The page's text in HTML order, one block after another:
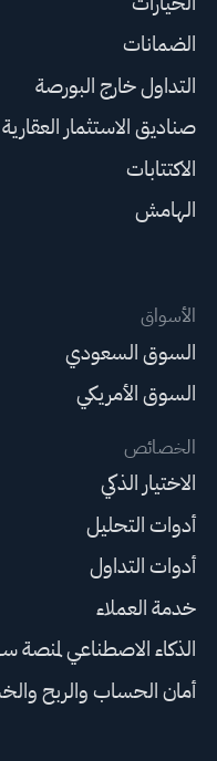
الضمانات
التداول خارج البورصة
صناديق الاستثمار العقارية
الاكتتابات
الهامش
الأسواق
السوق السعودي
السوق الأمريكي
الخصائص
الاختيار الذكي
أدوات التحليل
أدوات التداول
خدمة العملاء
الذكاء الاصطناعي لمنصة
أمان الحساب والربح